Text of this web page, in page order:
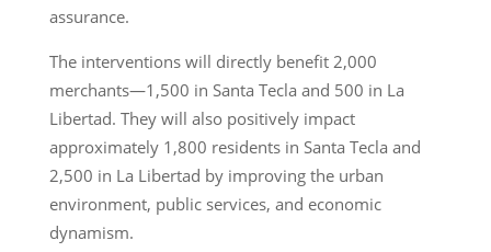
assurance.
The interventions will directly benefit 2,000
merchants—1,500 in Santa Tecla and 500 in La
Libertad. They will also positively impact
approximately 1,800 residents in Santa Tecla and
2,500 in La Libertad by improving the urban
environment, public services, and economic
dynamism.